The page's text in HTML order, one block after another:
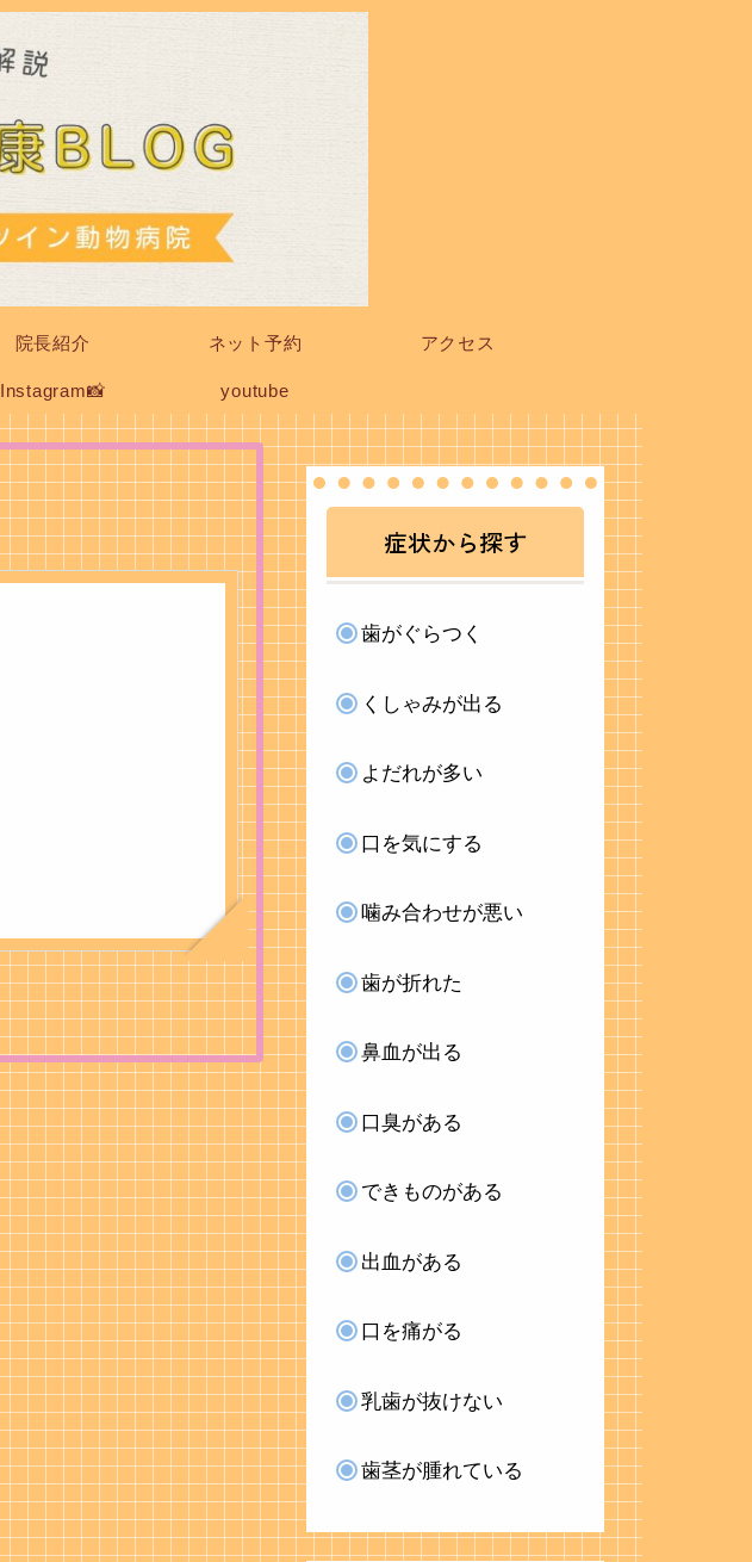
院長紹介 ネット予約 アクセス
Instagram📸 youtube
症状から探す
歯がぐらつく
くしゃみが出る
よだれが多い
口を気にする
噛み合わせが悪い
歯が折れた
鼻血が出る
口臭がある
できものがある
出血がある
口を痛がる
乳歯が抜けない
歯茎が腫れている